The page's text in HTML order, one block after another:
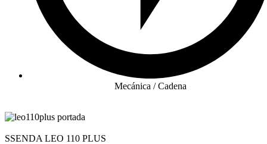
Mecánica / Cadena
SSENDA LEO 110 PLUS